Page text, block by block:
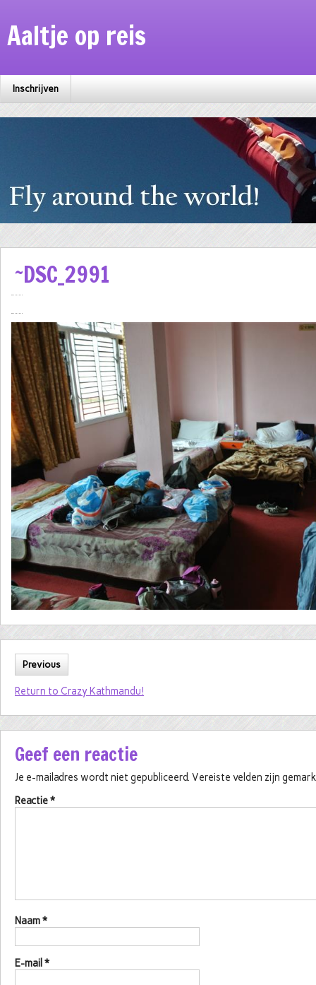
Aaltje op reis
Inschrijven
~DSC_2991
Previous
Return to Crazy Kathmandu!
Geef een reactie
Je e-mailadres wordt niet gepubliceerd. Vereiste velden zijn
Reactie*
Naam*
E-mail *